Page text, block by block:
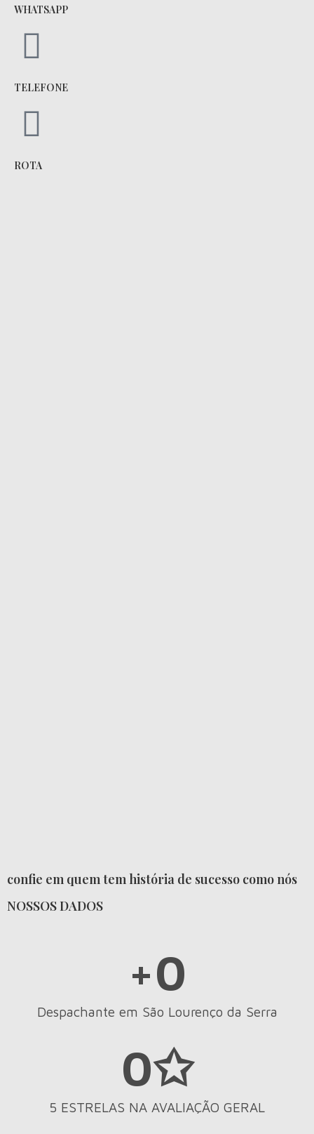
WHATSAPP
TELEFONE
ROTA
confie em quem tem história de sucesso como nós
NOSSOS DADOS
Despachante em São Lourenço da Serra
+0
5 ESTRELAS NA AVALIAÇÃO GERAL
0✩